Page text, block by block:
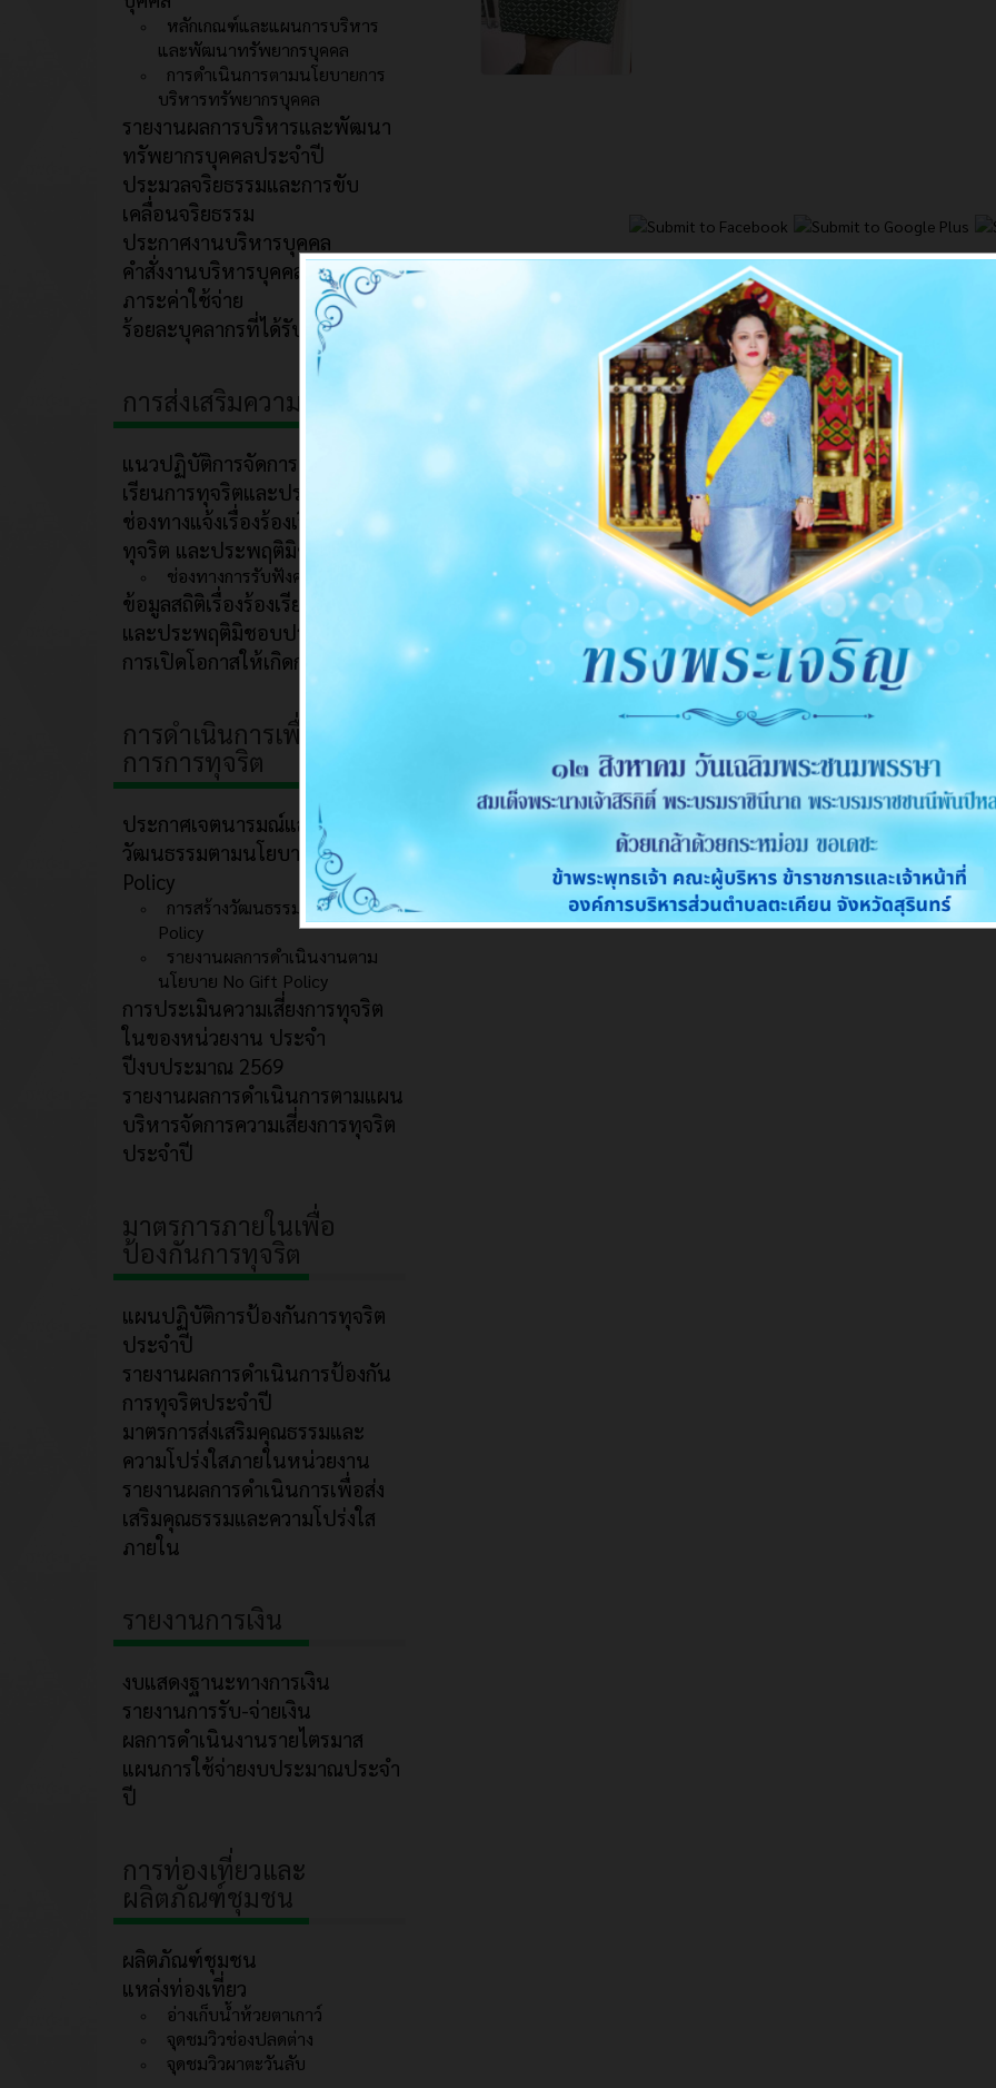
หลักเกณฑ์และแผนการบริหาร
และพัฒนาทรัพยากรบุคคล
การดำเนินการตามนโยบายการ
บริหารทรัพยากรบุคคล
รายงานผลการบริหารและพัฒนา
ทรัพยากรบุคคลประจำปี
ประมวลจริยธรรมและการขับ
เคลื่อนจริยธรรม
ประกาศงานบริหารบุคคล
คำสั่งงานบริหารบุคคล
ภาระค่าใช้จ่าย
ร้อยละบุคลากรที่ได้รับการพัฒนา
การส่งเสริมความโปร่งใส
แนวปฏิบัติการจัดการเรื่องร้อง
เรียนการทุจริตและประพฤติมิชอบ
ช่องทางแจ้งเรื่องร้องเรียนการ
ทุจริต และประพฤติมิชอบ
ช่องทางการรับฟังความคิดเห็น
ข้อมูลสถิติเรื่องร้องเรียนการทุจริต
และประพฤติมิชอบประจำปี
การเปิดโอกาสให้เกิดการมีส่วนร่วม
การดำเนินการเพื่อป้องกัน
การการทุจริต
ประกาศเจตนารมณ์และการสร้าง
วัฒนธรรมตามนโยบาย No Gift
Policy
การสร้างวัฒนธรรม No Gift
Policy
รายงานผลการดำเนินงานตาม
นโยบาย No Gift Policy
การประเมินความเสี่ยงการทุจริต
ในของหน่วยงาน ประจำ
ปีงบประมาณ 2569
รายงานผลการดำเนินการตามแผน
บริหารจัดการความเสี่ยงการทุจริต
ประจำปี
มาตรการภายในเพื่อ
ป้องกันการทุจริต
แผนปฏิบัติการป้องกันการทุจริต
ประจำปี
รายงานผลการดำเนินการป้องกัน
การทุจริตประจำปี
มาตรการส่งเสริมคุณธรรมและ
ความโปร่งใสภายในหน่วยงาน
รายงานผลการดำเนินการเพื่อส่ง
เสริมคุณธรรมและความโปร่งใส
ภายใน
รายงานการเงิน
งบแสดงฐานะทางการเงิน
รายงานการรับ-จ่ายเงิน
ผลการดำเนินงานรายไตรมาส
แผนการใช้จ่ายงบประมาณประจำ
ปี
การท่องเที่ยวและ
ผลิตภัณฑ์ชุมชน
ผลิตภัณฑ์ชุมชน
แหล่งท่องเที่ยว
อ่างเก็บน้ำห้วยตาเกาว์
จุดชมวิวช่องปลดต่าง
จุดชมวิวผาตะวันลับ